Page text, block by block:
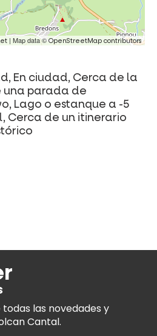
| Map data ©OpenStreetMap contributors
En ciudad, Cerca de la
una parada de
Lago o estanque a -5
Cerca de un itinerario
todas las novedades y
Cantal.